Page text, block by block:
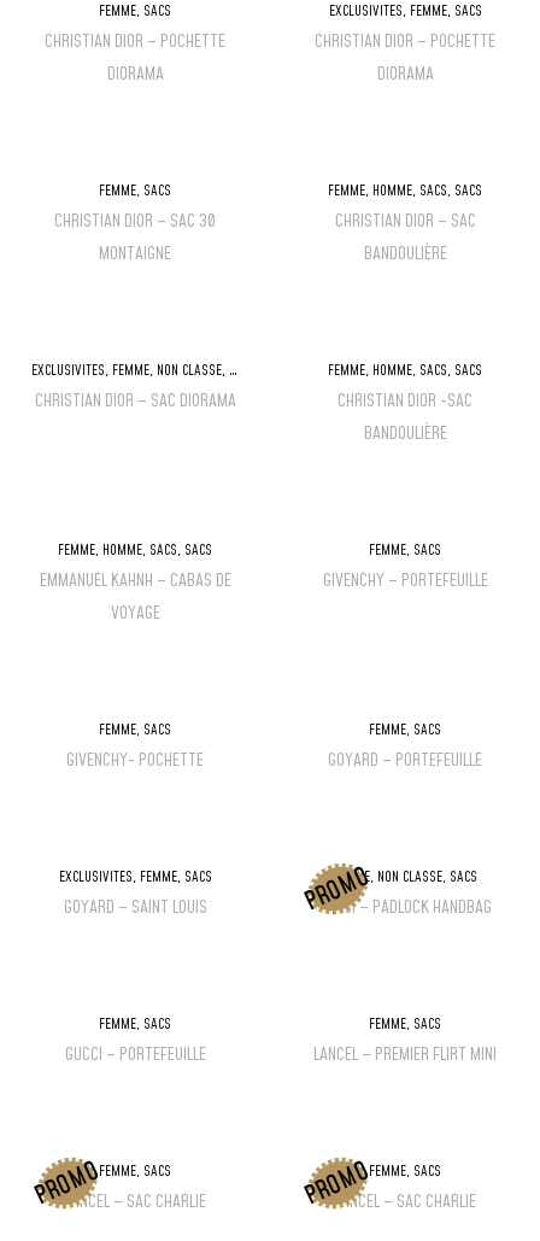
FEMME, SACS
CHRISTIAN DIOR – POCHETTE
DIORAMA
EXCLUSIVITÉS, FEMME, SACS
CHRISTIAN DIOR – POCHETTE
DIORAMA
FEMME, SACS
CHRISTIAN DIOR – SAC 30
MONTAIGNE
FEMME, HOMME, SACS, SACS
CHRISTIAN DIOR – SAC
BANDOULIÈRE
EXCLUSIVITÉS, FEMME, NON CLASSÉ, SACS
CHRISTIAN DIOR – SAC DIORAMA
FEMME, HOMME, SACS, SACS
CHRISTIAN DIOR -SAC
BANDOULIÈRE
FEMME, HOMME, SACS, SACS
EMMANUEL KAHNH – CABAS DE
VOYAGE
FEMME, SACS
GIVENCHY – PORTEFEUILLE
FEMME, SACS
GIVENCHY- POCHETTE
FEMME, SACS
GOYARD – PORTEFEUILLE
EXCLUSIVITÉS, FEMME, SACS
GOYARD – SAINT LOUIS PROMO
FEMME, NON CLASSÉ, SACS
GUCCI – PADLOCK HANDBAG
FEMME, SACS
GUCCI – PORTEFEUILLE
FEMME, SACS
LANCEL – PREMIER FLIRT MINI
PROMOFEMME, SACS
LANCEL – SAC CHARLIE PROMOFEMME, SACS
LANCEL – SAC CHARLIE